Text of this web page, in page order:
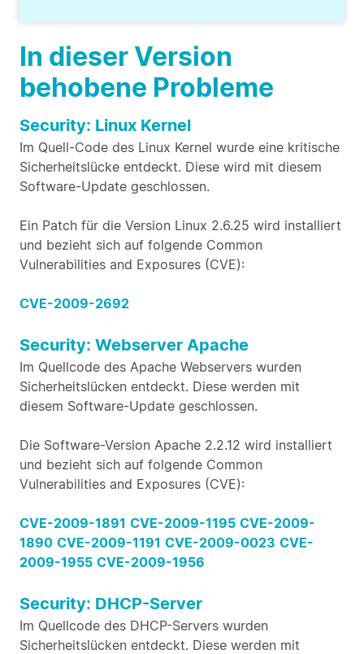
In dieser Version
behobene Probleme
Security: Linux Kernel
Im Quell-Code des Linux Kernel wurde eine kritische
Sicherheitslücke entdeckt. Diese wird mit diesem
Software-Update geschlossen.
Ein Patch für die Version Linux 2.6.25 wird installiert
und bezieht sich auf folgende Common
Vulnerabilities and Exposures (CVE):
CVE-2009-2692
Security: Webserver Apache
Im Quellcode des Apache Webservers wurden
Sicherheitslücken entdeckt. Diese werden mit
diesem Software-Update geschlossen.
Die Software-Version Apache 2.2.12 wird installiert
und bezieht sich auf folgende Common
Vulnerabilities and Exposures (CVE):
CVE-2009-1891 CVE-2009-1195 CVE-2009-
1890 CVE-2009-1191 CVE-2009-0023 CVE-
2009-1955 CVE-2009-1956
Security: DHCP-Server
Im Quellcode des DHCP-Servers wurden
Sicherheitslücken entdeckt. Diese werden mit